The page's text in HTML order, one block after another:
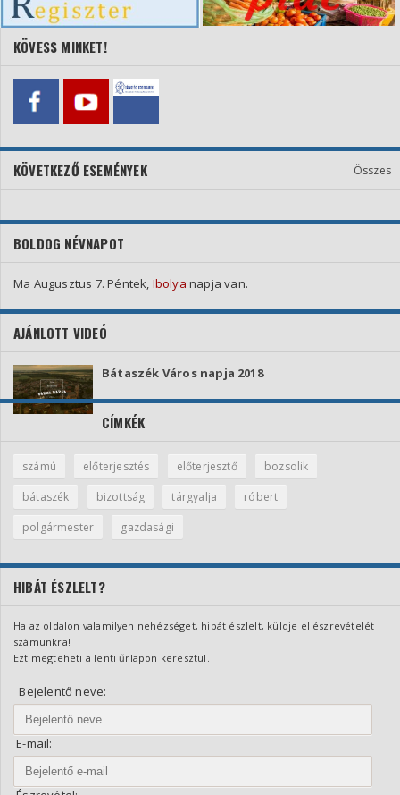
KÖVESS MINKET!
KÖVETKEZŐ ESEMÉNYEK Összes
BOLDOG NÉVNAPOT
Ma Augusztus 7. Péntek, Ibolya napja van.
AJÁNLOTT VIDEÓ
Bátaszék Város napja 2018
CÍMKÉK
számú előterjesztés előterjesztő
bozsolik
bátaszék
bizottság tárgyalja
róbert
polgármester
gazdasági
HIBÁT ÉSZLELT?
Ha az oldalon valamilyen nehézséget, hibát észlelt, küldje el észrevételét
számunkra!
Ezt megteheti a lenti űrlapon keresztül.
Bejelentő neve:
E-mail: